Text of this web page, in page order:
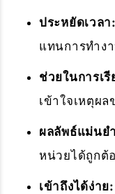
ประหยัดเวลา:
แทนการทำง
ช่วยในการเรี
เข้าใจเหตุผ
ผลลัพธ์แม่นย
หน่วยได้ถูกต้
เข้าถึงได้ง่าย: